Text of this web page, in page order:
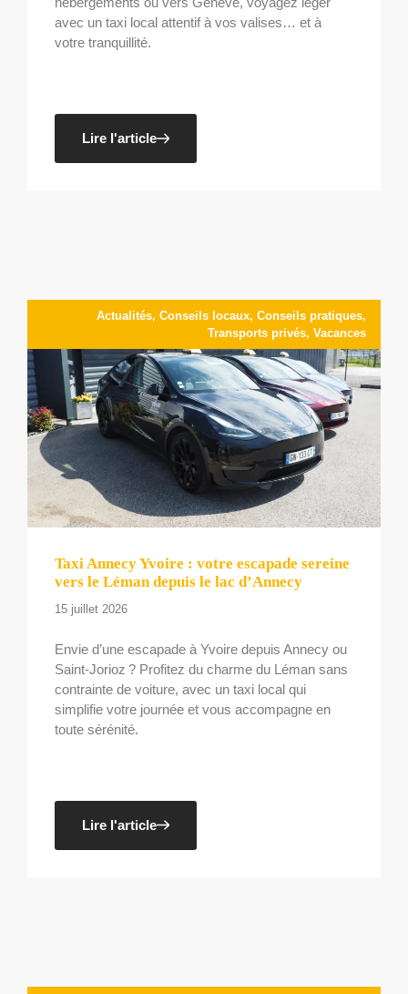
avec un taxi local attentif à vos valises… et à
votre tranquillité.
Lire l'article
Actualités, Conseils locaux, Conseils pratiques,
Transports privés, Vacances
Taxi Annecy Yvoire : votre escapade sereine
vers le Léman depuis le lac d’Annecy
15 juillet 2026
Envie d’une escapade à Yvoire depuis Annecy ou
Saint-Jorioz ? Profitez du charme du Léman sans
contrainte de voiture, avec un taxi local qui
simplifie votre journée et vous accompagne en
toute sérénité.
Lire l'article